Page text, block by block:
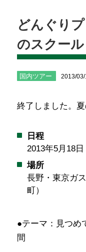
どんぐり
のスクール
国内ツアー 2013/
終了しました。
日程
2013年5月18日
場所
長野・東京ガ
町）
●テーマ： 見つめ
間